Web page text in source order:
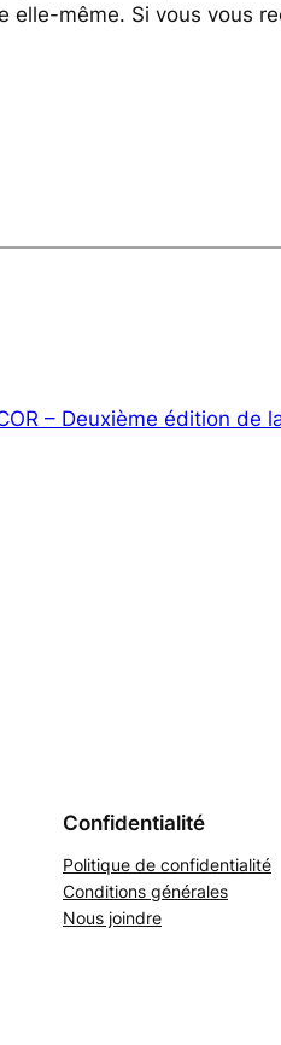
elle-même. Si vous vous
– Deuxième édition de
Confidentialité
Politique de confidentialité
Conditions générales
Nous joindre